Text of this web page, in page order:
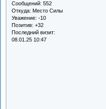
Сообщений: 552
Откуда: Место Силы
Уважение: -10
Позитив: +32
Последний визит:
08.01.25 10:47